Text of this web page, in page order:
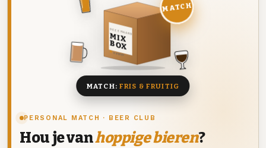
PERSONAL MATCH · BEER CLUB
Hou je vanhoppige bieren?
DEZE MAAND
MIX
BOX
8 BIEREN
MATCH
MATCH: FRIS & FRUITIG